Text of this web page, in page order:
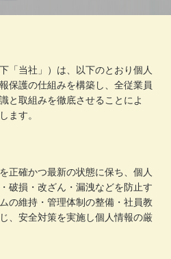
「当社」）は、以下のとおり個人
保護の仕組みを構築し、全従業員
と取組みを徹底させることによ
ます。
正確かつ最新の状態に保ち、個人
破損・改ざん・漏洩などを防止す
の維持・管理体制の整備・社員教
、安全対策を実施し個人情報の厳